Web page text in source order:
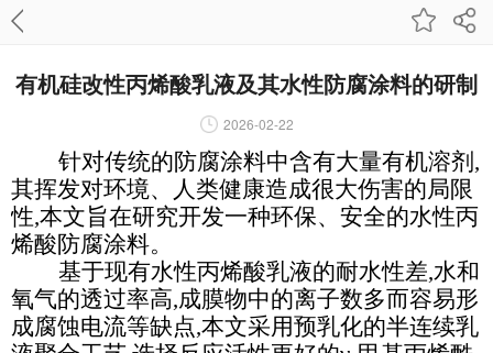
有机硅改性丙烯酸乳液及其水性防腐涂料的研制
2026-02-22
针对传统的防腐涂料中含有大量有机溶剂,
其挥发对环境、人类健康造成很大伤害的局限
性,本文旨在研究开发一种环保、安全的水性丙
烯酸防腐涂料。
基于现有水性丙烯酸乳液的耐水性差,水和
氧气的透过率高,成膜物中的离子数多而容易形
成腐蚀电流等缺点,本文采用预乳化的半连续乳